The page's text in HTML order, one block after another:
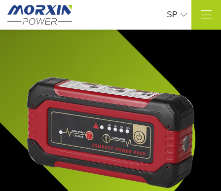
SP
> Ver más
Centro de productos
Inversor de onda sinusoidal pura
> Ver más
Solución
Industria al aire libre
Industria naval
Industria automotriz
> Ver más
Soporte técnico
Personalización de I + D
> Ver más
Centro de prensa
Dinámica de la empresa
Información de la industria
Contáctanos
Datos de contacto
Mensajes en línea